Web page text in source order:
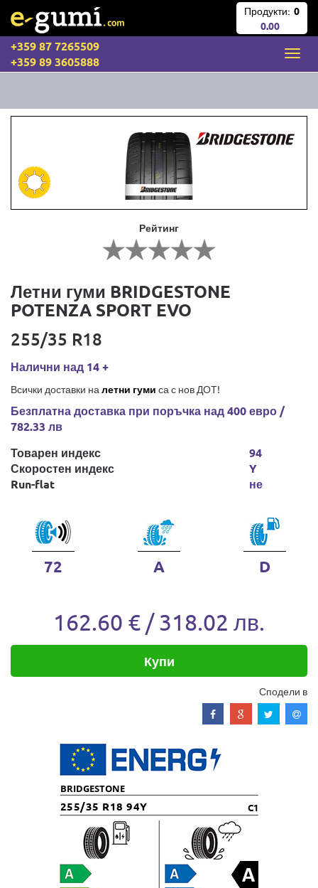
Продукти: 0
0.00
+359 87 7265509
+359 89 3605888
Рейтинг
Летни гуми BRIDGESTONE
POTENZA SPORT EVO
255/35 R18
Налични над 14 +
Всички доставки на летни гуми са с нов ДОТ!
Безплатна доставка при поръчка над 400 евро /
782.33 лв
Товарен индекс
Скоростен индекс
Run-flat
94
Y
не
72 A D
162.60 € / 318.02 лв.
Купи
Сподели в
BRIDGESTONE
255/35 R18 94Y C1